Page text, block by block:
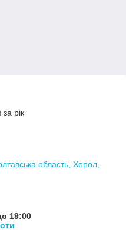
рік
область, Хорол,
19:00